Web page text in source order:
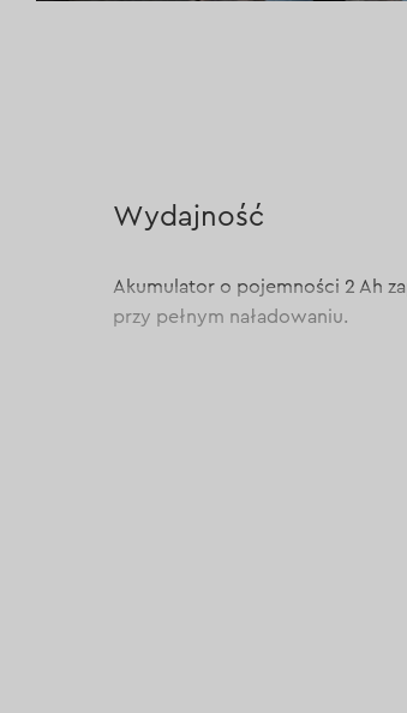
Wydajność
Akumulator o pojemności 2 Ah
przy pełnym naładowaniu.